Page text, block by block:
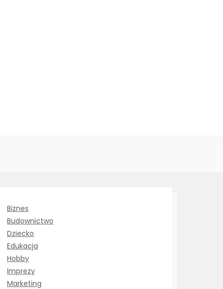
Biznes
Budownictwo
Dziecko
Edukacja
Hobby
Imprezy
Marketing